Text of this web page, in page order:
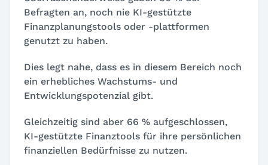
Befragten an, noch nie KI-gestützte
Finanzplanungstools oder -plattformen
genutzt zu haben.
Dies legt nahe, dass es in diesem Bereich noch
ein erhebliches Wachstums- und
Entwicklungspotenzial gibt.
Gleichzeitig sind aber 66 % aufgeschlossen,
KI-gestützte Finanztools für ihre persönlichen
finanziellen Bedürfnisse zu nutzen.